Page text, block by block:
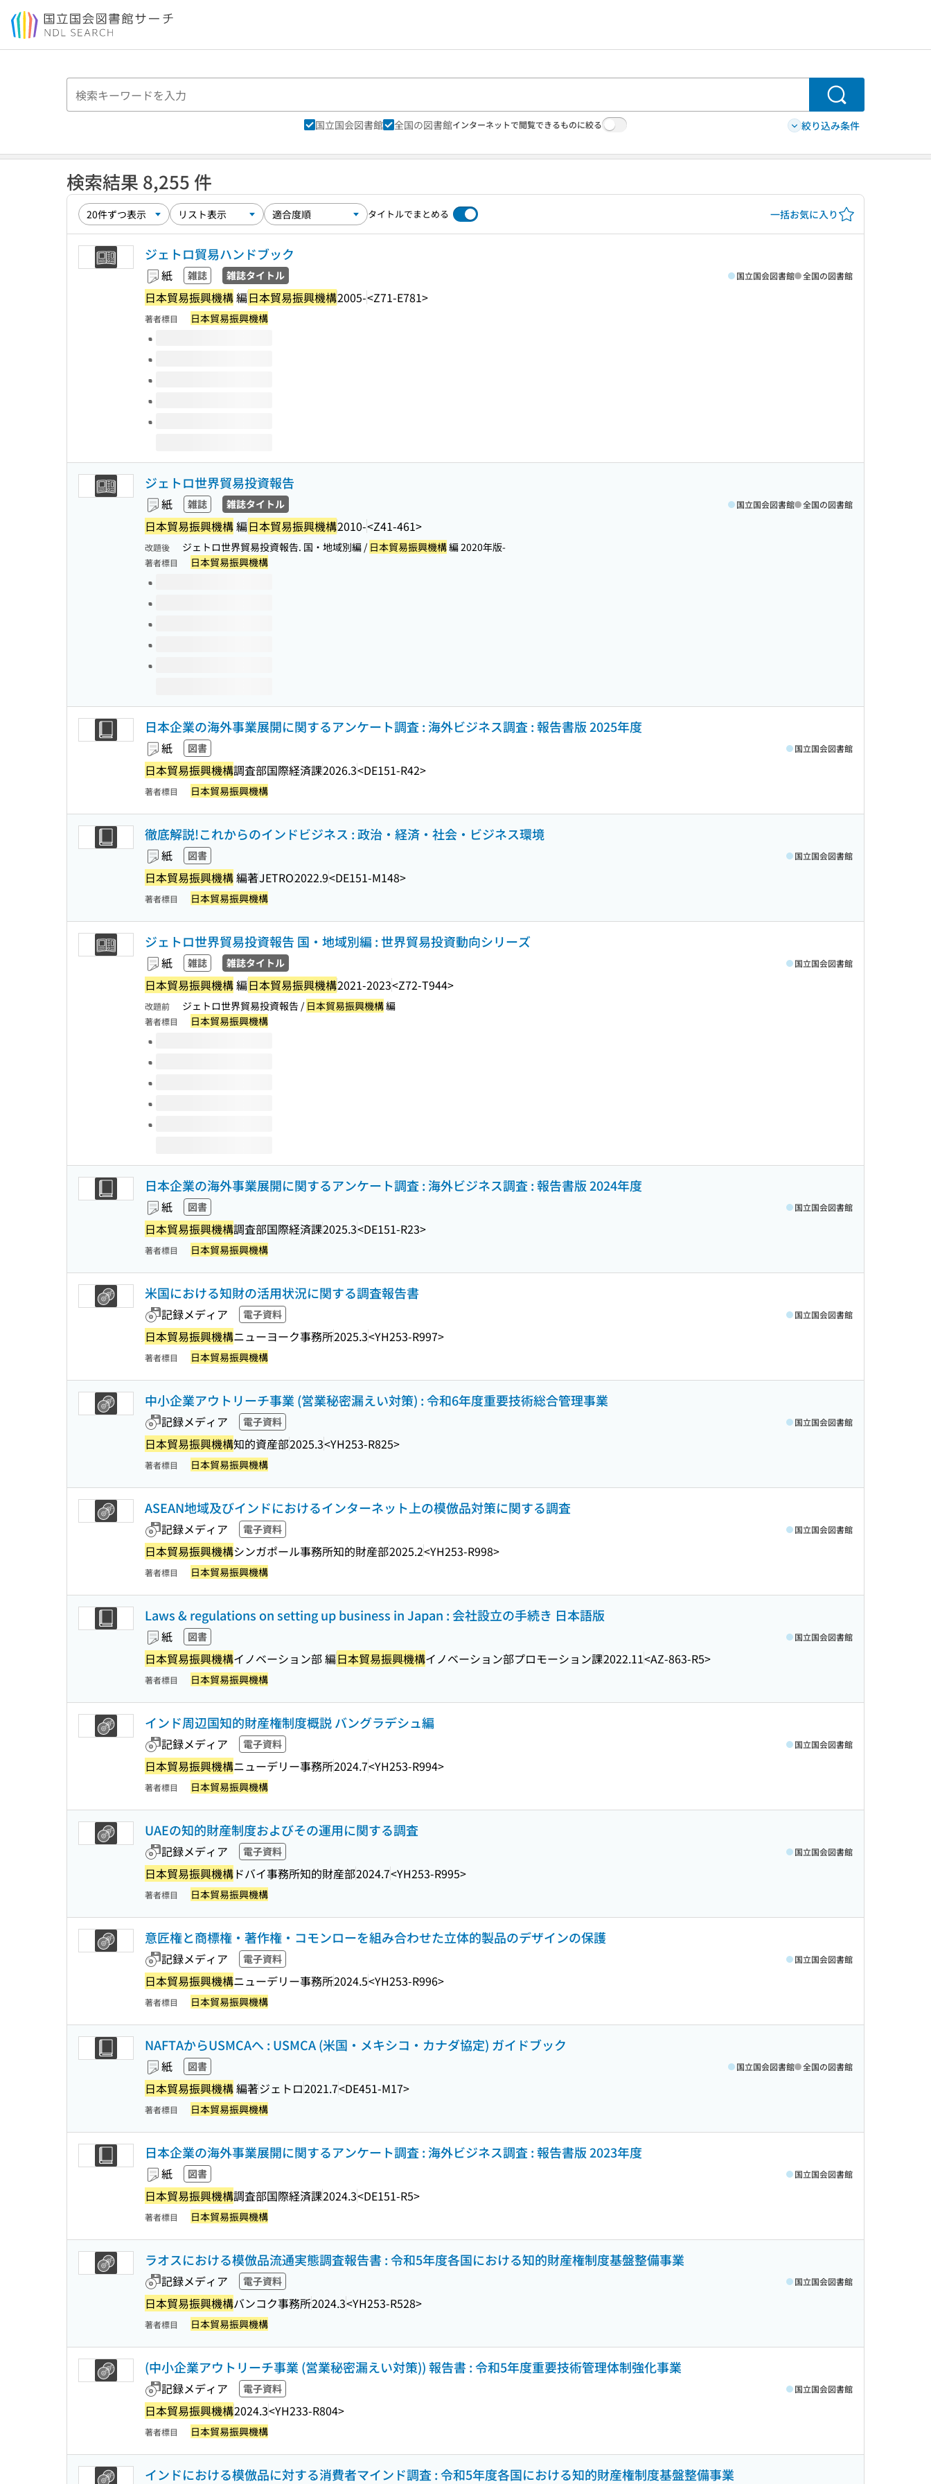
本文へ移動
検索
国立国会図書館 全国の図書館インターネットで閲覧できるものに絞る 絞り込み条件
検索結果 8,255 件
タイトルでまとめる 一括お気に入り
ジェトロ貿易ハンドブック
紙 雑誌 雑誌タイトル
日本貿易振興機構編日本貿易振興機構2005-<Z71-E781>
国立国会図書館 全国の図書館
著者標目 日本貿易振興機構
このタイトルの巻号
ジェトロ世界貿易投資報告
紙 雑誌 雑誌タイトル
日本貿易振興機構編日本貿易振興機構2010-<Z41-461>
国立国会図書館 全国の図書館
改題後 ジェトロ世界貿易投資報告. 国・地域別編 / 日本貿易振興機構編 2020年版-
著者標目 日本貿易振興機構
このタイトルの巻号
日本企業の海外事業展開に関するアンケート調査 : 海外ビジネス調査 : 報告書版 2025年度
紙 図書
日本貿易振興機構調査部国際経済課2026.3<DE151-R42>
国立国会図書館
著者標目 日本貿易振興機構
徹底解説!これからのインドビジネス : 政治・経済・社会・ビジネス環境
紙 図書
日本貿易振興機構編著JETRO2022.9<DE151-M148>
国立国会図書館
著者標目 日本貿易振興機構
ジェトロ世界貿易投資報告 国・地域別編 : 世界貿易投資動向シリーズ
紙 雑誌 雑誌タイトル
日本貿易振興機構編日本貿易振興機構2021-2023<Z72-T944>
国立国会図書館
改題前 ジェトロ世界貿易投資報告 / 日本貿易振興機構編
著者標目 日本貿易振興機構
このタイトルの巻号
日本企業の海外事業展開に関するアンケート調査 : 海外ビジネス調査 : 報告書版 2024年度
紙 図書
日本貿易振興機構調査部国際経済課2025.3<DE151-R23>
国立国会図書館
著者標目 日本貿易振興機構
米国における知財の活用状況に関する調査報告書
記録メディア 電子資料
日本貿易振興機構ニューヨーク事務所2025.3<YH253-R997>
国立国会図書館
著者標目 日本貿易振興機構
中小企業アウトリーチ事業 (営業秘密漏えい対策) : 令和6年度重要技術総合管理事業
記録メディア 電子資料
日本貿易振興機構知的資産部2025.3<YH253-R825>
国立国会図書館
著者標目 日本貿易振興機構
ASEAN地域及びインドにおけるインターネット上の模倣品対策に関する調査
記録メディア 電子資料
日本貿易振興機構シンガポール事務所知的財産部2025.2<YH253-R998>
国立国会図書館
著者標目 日本貿易振興機構
Laws & regulations on setting up business in Japan : 会社設立の手続き 日本語版
紙 図書
日本貿易振興機構イノベーション部 編日本貿易振興機構イノベーション部プロモーション課2022.11<AZ-863-R5>
国立国会図書館
著者標目 日本貿易振興機構
インド周辺国知的財産権制度概説 バングラデシュ編
記録メディア 電子資料
日本貿易振興機構ニューデリー事務所2024.7<YH253-R994>
国立国会図書館
著者標目 日本貿易振興機構
UAEの知的財産制度およびその運用に関する調査
記録メディア 電子資料
日本貿易振興機構ドバイ事務所知的財産部2024.7<YH253-R995>
国立国会図書館
著者標目 日本貿易振興機構
意匠権と商標権・著作権・コモンローを組み合わせた立体的製品のデザインの保護
記録メディア 電子資料
日本貿易振興機構ニューデリー事務所2024.5<YH253-R996>
国立国会図書館
著者標目 日本貿易振興機構
NAFTAからUSMCAへ : USMCA (米国・メキシコ・カナダ協定) ガイドブック
紙 図書
日本貿易振興機構編著ジェトロ2021.7<DE451-M17>
国立国会図書館 全国の図書館
著者標目 日本貿易振興機構
日本企業の海外事業展開に関するアンケート調査 : 海外ビジネス調査 : 報告書版 2023年度
紙 図書
日本貿易振興機構調査部国際経済課2024.3<DE151-R5>
国立国会図書館
著者標目 日本貿易振興機構
ラオスにおける模倣品流通実態調査報告書 : 令和5年度各国における知的財産権制度基盤整備事業
記録メディア 電子資料
日本貿易振興機構バンコク事務所2024.3<YH253-R528>
国立国会図書館
著者標目 日本貿易振興機構
(中小企業アウトリーチ事業 (営業秘密漏えい対策)) 報告書 : 令和5年度重要技術管理体制強化事業
記録メディア 電子資料
日本貿易振興機構2024.3<YH233-R804>
国立国会図書館
著者標目 日本貿易振興機構
インドにおける模倣品に対する消費者マインド調査 : 令和5年度各国における知的財産権制度基盤整備事業